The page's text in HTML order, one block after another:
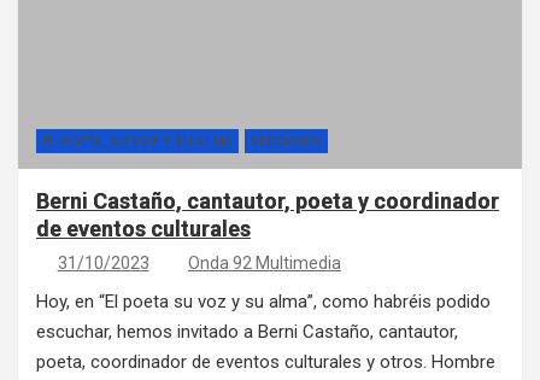
EL POETA, SU VOZ Y SU ALMA SECCIONES
Berni Castaño, cantautor, poeta y coordinador
de eventos culturales
31/10/2023 Onda 92 Multimedia
Hoy, en “El poeta su voz y su alma”, como habréis podido
escuchar, hemos invitado a Berni Castaño, cantautor,
poeta, coordinador de eventos culturales y otros. Hombre